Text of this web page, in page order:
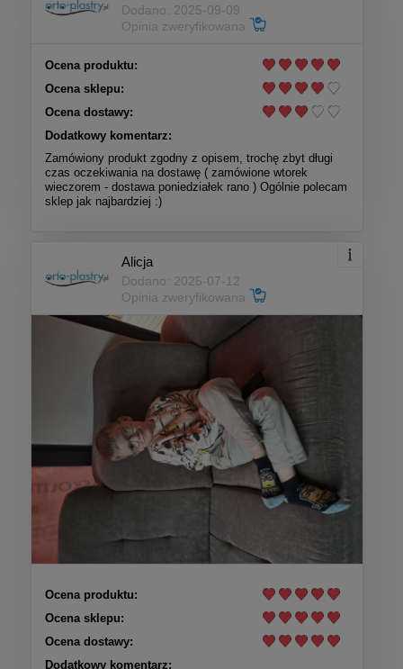
Dodano: 2025-09-09
Opinia zweryfikowana
Ocena produktu:
Ocena sklepu:
Ocena dostawy:
Dodatkowy komentarz:
Zamówiony produkt zgodny z opisem, trochę zbyt długi
czas oczekiwania na dostawę ( zamówione wtorek
wieczorem - dostawa poniedziałek rano ) Ogólnie polecam
sklep jak najbardziej :)
Alicja
Dodano: 2025-07-12
Opinia zweryfikowana
Ocena produktu:
Ocena sklepu:
Ocena dostawy:
Dodatkowy komentarz: